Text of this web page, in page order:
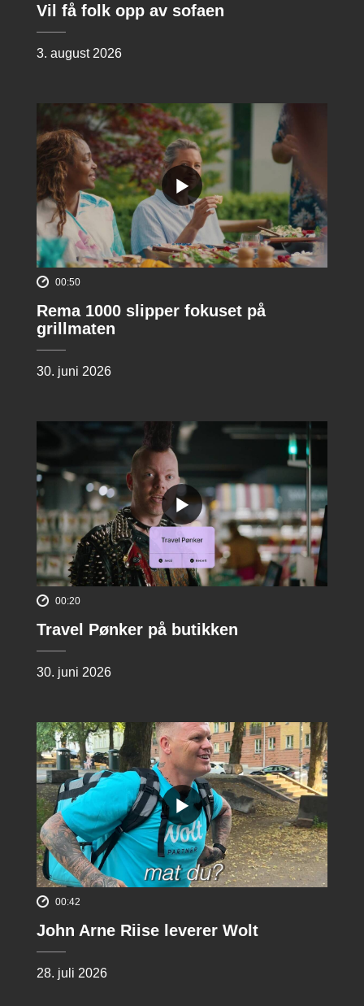
Vil få folk opp av sofaen
3. august 2026
00:50
Rema 1000 slipper fokuset på
grillmaten
30. juni 2026
00:20
Travel Pønker på butikken
30. juni 2026
00:42
John Arne Riise leverer Wolt
28. juli 2026